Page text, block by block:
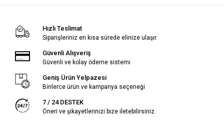
Hızlı Teslimat
Siparişleriniz en kısa sürede elinize ulaşır.
Güvenli Alışveriş
Güvenli ve kolay ödeme sistemi
Geniş Ürün Yelpazesi
Binlerce ürün ve kampanya seçeneği
7 / 24 DESTEK
Öneri ve şikayetlerinizi bize iletebilirsiniz.